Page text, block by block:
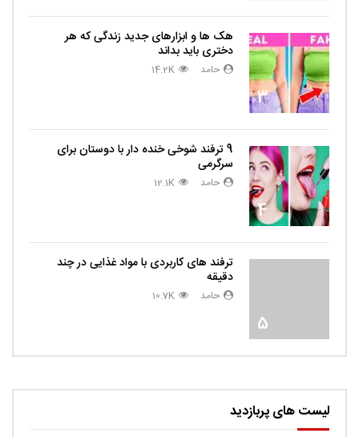
3
هک ها و ابزارهای جدید زندگی که هر
دختری باید بداند
حامد 14.2K
4
9 ترفند شوخی خنده دار با دوستان برای
سرگرمی
حامد 12.1K
5
ترفند های کاربردی با مواد غذایی در چند
دقیقه
حامد 10.7K
لیست های پربازدید